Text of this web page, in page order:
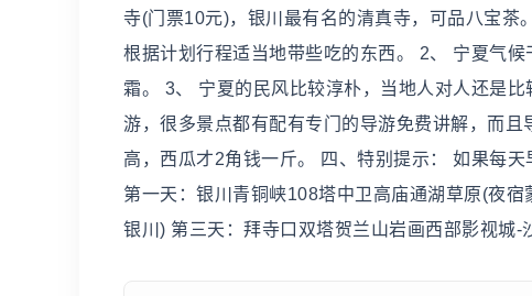
寺(门票10元)，银川最有名的清真寺，可品八宝茶
根据计划行程适当地带些吃的东西。 2、 宁夏气
霜。 3、 宁夏的民风比较淳朴，当地人对人还是
游，很多景点都有配有专门的导游免费讲解，而
高，西瓜才2角钱一斤。 四、特别提示： 如果每
第一天：银川青铜峡108塔中卫高庙通湖草原(夜
银川) 第三天：拜寺口双塔贺兰山岩画西部影视城-